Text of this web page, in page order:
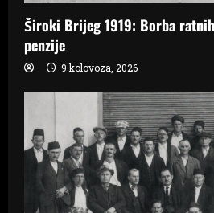
Široki Brijeg 1919: Borba
penzije
9 kolovoza, 2026